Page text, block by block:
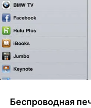
Беспроводная